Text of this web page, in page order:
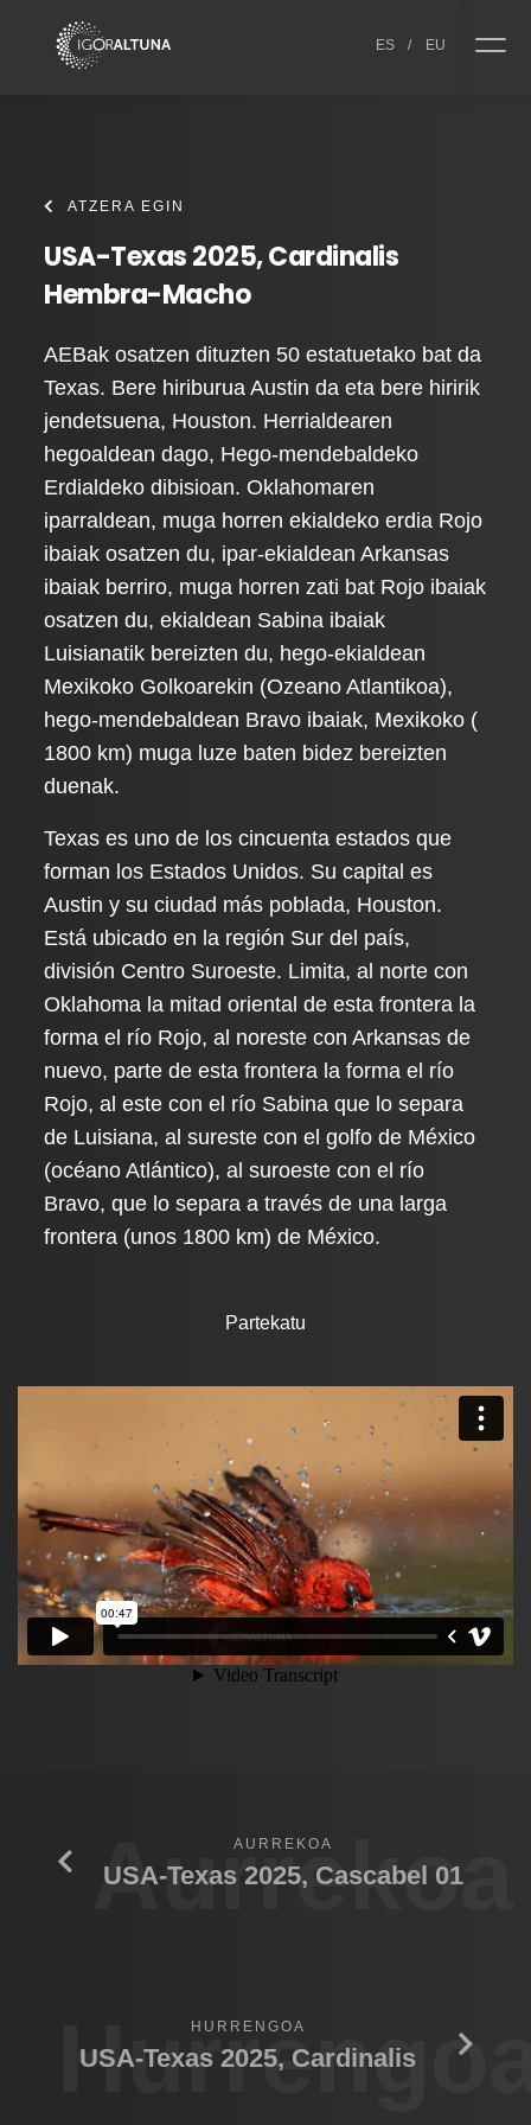
ES / EU
ATZERA EGIN
USA-Texas 2025, Cardinalis
Hembra-Macho
AEBak osatzen dituzten 50 estatuetako bat da
Texas. Bere hiriburua Austin da eta bere hiririk
jendetsuena, Houston. Herrialdearen
hegoaldean dago, Hego-mendebaldeko
Erdialdeko dibisioan. Oklahomaren
iparraldean, muga horren ekialdeko erdia Rojo
ibaiak osatzen du, ipar-ekialdean Arkansas
ibaiak berriro, muga horren zati bat Rojo ibaiak
osatzen du, ekialdean Sabina ibaiak
Luisianatik bereizten du, hego-ekialdean
Mexikoko Golkoarekin (Ozeano Atlantikoa),
hego-mendebaldean Bravo ibaiak, Mexikoko (
1800 km) muga luze baten bidez bereizten
duenak.
Texas es uno de los cincuenta estados que
forman los Estados Unidos. Su capital es
Austin y su ciudad más poblada, Houston.
Está ubicado en la región Sur del país,
división Centro Suroeste. Limita, al norte con
Oklahoma la mitad oriental de esta frontera la
forma el río Rojo, al noreste con Arkansas de
nuevo, parte de esta frontera la forma el río
Rojo, al este con el río Sabina que lo separa
de Luisiana, al sureste con el golfo de México
(océano Atlántico), al suroeste con el río
Bravo, que lo separa a través de una larga
frontera (unos 1800 km) de México.
Partekatu
Aurrekoa
AURREKOA
USA-Texas 2025, Cascabel 01
HURRENGOA
USA-Texas 2025, Cardinalis